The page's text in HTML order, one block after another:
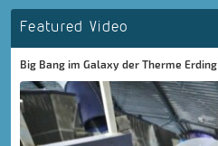
Featured Video
Big Bang im Galaxy der Therme Erding